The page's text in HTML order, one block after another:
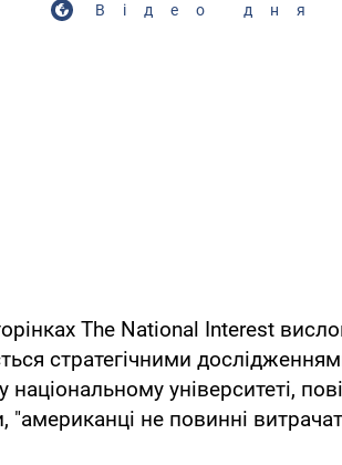
Відео дня
The National Interest
стратегічними
національному університеті,
"американці не повинні